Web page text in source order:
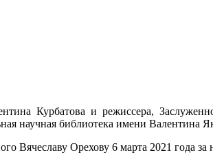
Курбатова и режиссера,
научная библиотека имени Валентина
Вячеславу Орехову 6 марта 2021 года